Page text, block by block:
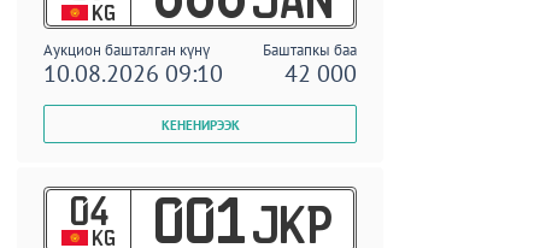
KG
Аукцион башталган күнү Баштапкы баа
10.08.2026 09:10 42 000
04
KG 001 JKP